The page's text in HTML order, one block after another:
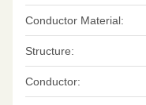
Conductor Material:
Structure:
Conductor: